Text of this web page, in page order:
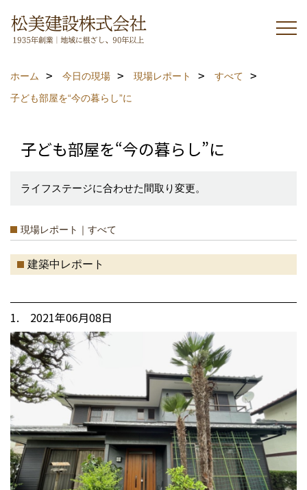
ホーム 今日の現場 現場レポート
すべて
子ども部屋を“今の暮らし”に
子ども部屋を“今の暮らし”に
ライフステージに合わせた間取り変更。
現場レポート｜すべて
建築中レポート
1. 2021年06月08日